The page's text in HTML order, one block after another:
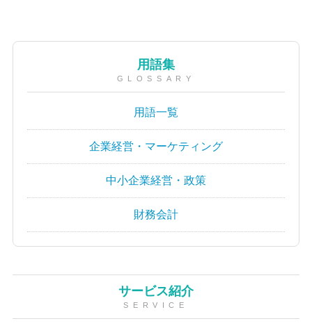
用語集
GLOSSARY
用語一覧
企業経営・マーケティング
中小企業経営・政策
財務会計
サービス紹介
SERVICE